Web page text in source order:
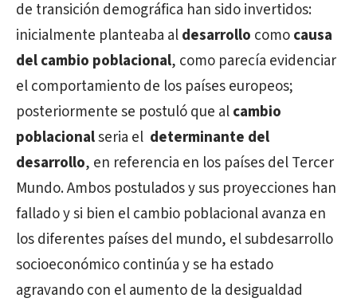
de transición demográfica han sido invertidos:
inicialmente planteaba aldesarrollo comocausa
del cambio poblacional, como parecía evidenciar
el comportamiento de los países europeos;
posteriormente se postuló que alcambio
poblacionalseria el determinante del
desarrollo, en referencia en los países del Tercer
Mundo. Ambos postulados y sus proyecciones han
fallado y si bien el cambio poblacional avanza en
los diferentes países del mundo, el subdesarrollo
socioeconómico continúa y se ha estado
agravando con el aumento de la desigualdad